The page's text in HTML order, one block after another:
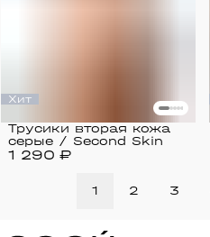
Хит
1 290 ₽
Трусики вторая кожа
серые / Second Skin
1 2 3